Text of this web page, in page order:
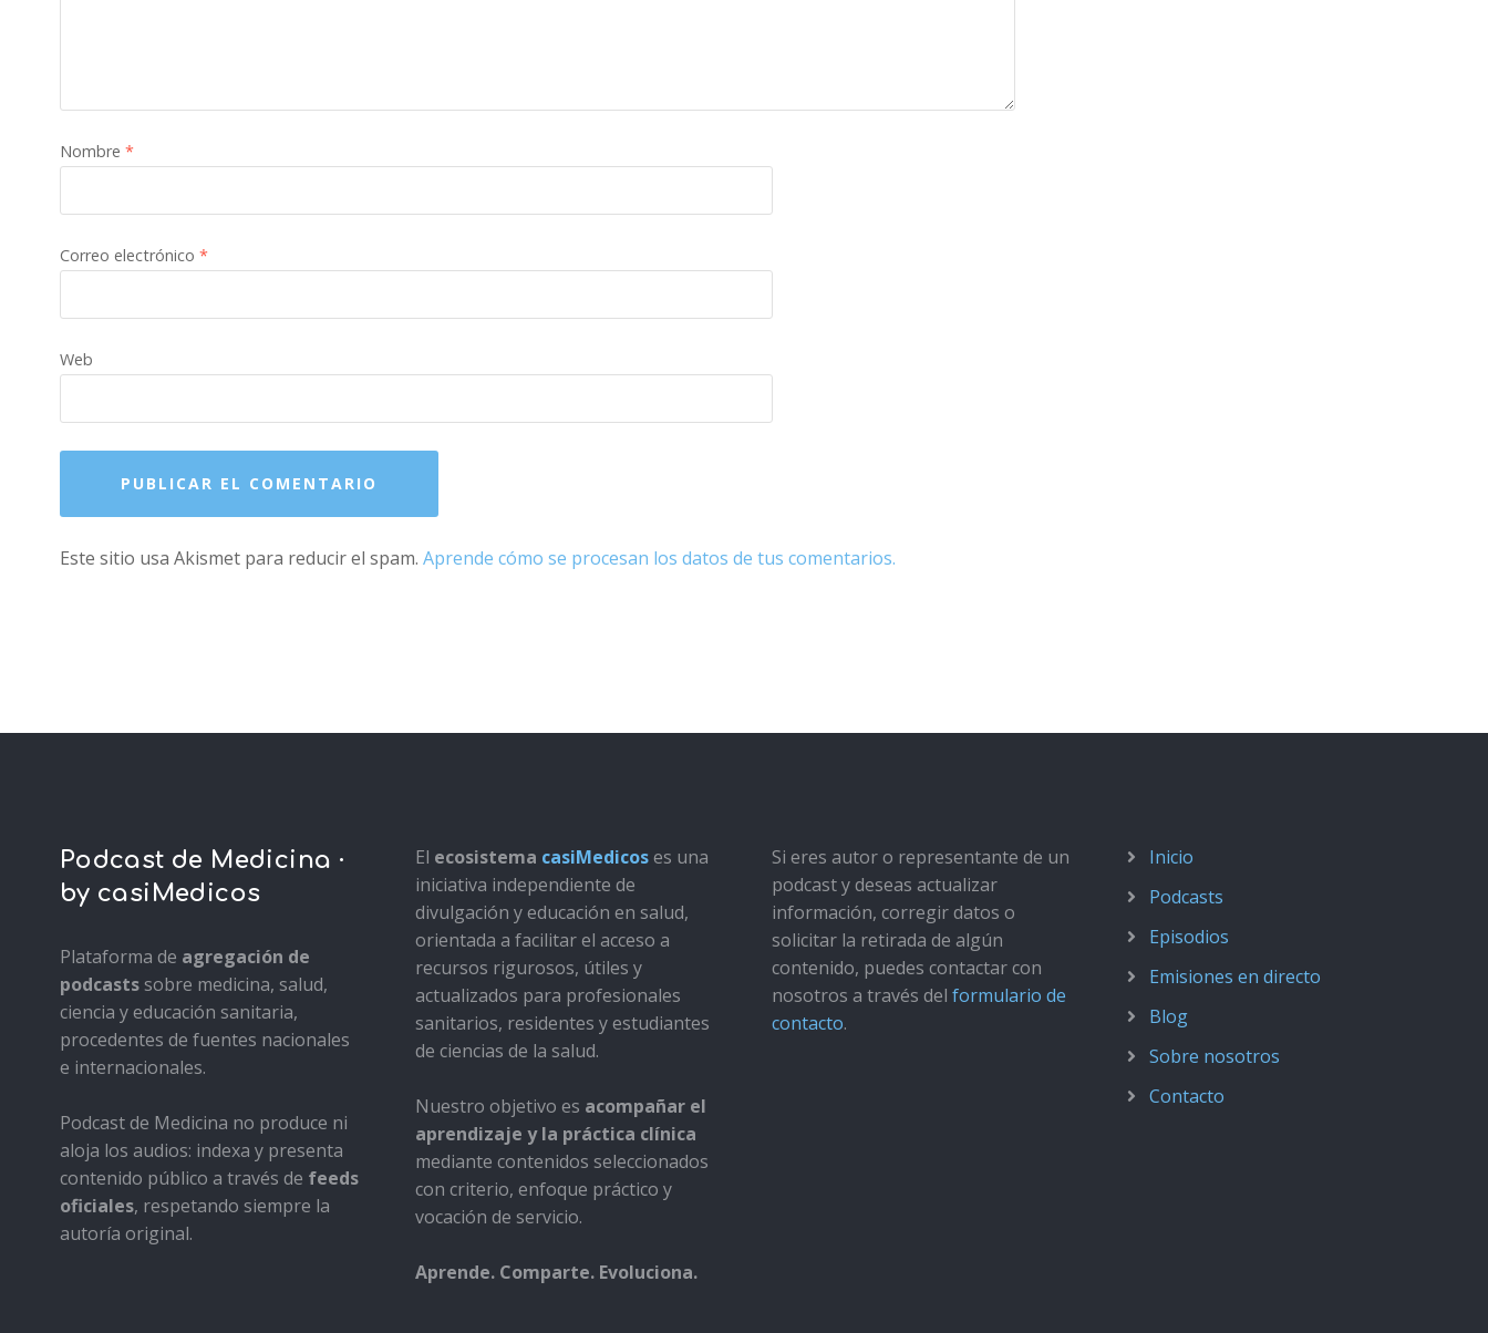
Nombre *
Correo electrónico *
Web
Este sitio usa Akismet para reducir el spam. Aprende cómo se procesan los datos de tus comentarios.
Podcast de Medicina ·
by casiMedicos
Plataforma de agregación de
podcastssobre medicina, salud,
ciencia y educación sanitaria,
procedentes de fuentes nacionales
e internacionales.
Podcast de Medicina no produce ni
aloja los audios: indexa y presenta
contenido público a través de feeds
oficiales, respetando siempre la
autoría original.
El ecosistema casiMedicoses una
iniciativa independiente de
divulgación y educación en salud,
orientada a facilitar el acceso a
recursos rigurosos, útiles y
actualizados para profesionales
sanitarios, residentes y estudiantes
de ciencias de la salud.
Nuestro objetivo es acompañar el
aprendizaje y la práctica clínica
mediante contenidos seleccionados
con criterio, enfoque práctico y
vocación de servicio.
Aprende. Comparte. Evoluciona.
Si eres autor o representante de un
podcast y deseas actualizar
información, corregir datos o
solicitar la retirada de algún
contenido, puedes contactar con
nosotros a través del formulario de
contacto.
Inicio
Podcasts
Episodios
Emisiones en directo
Blog
Sobre nosotros
Contacto